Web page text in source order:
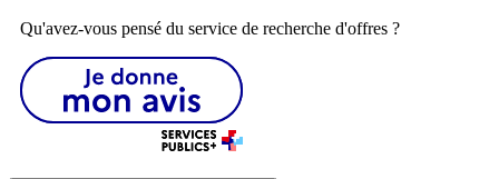
Qu'avez-vous pensé du service de recherche d'offres ?